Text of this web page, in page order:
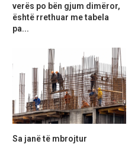
verës po bën gjum dimëror,
është rrethuar me tabela
pa...
Sa janë të mbrojtur